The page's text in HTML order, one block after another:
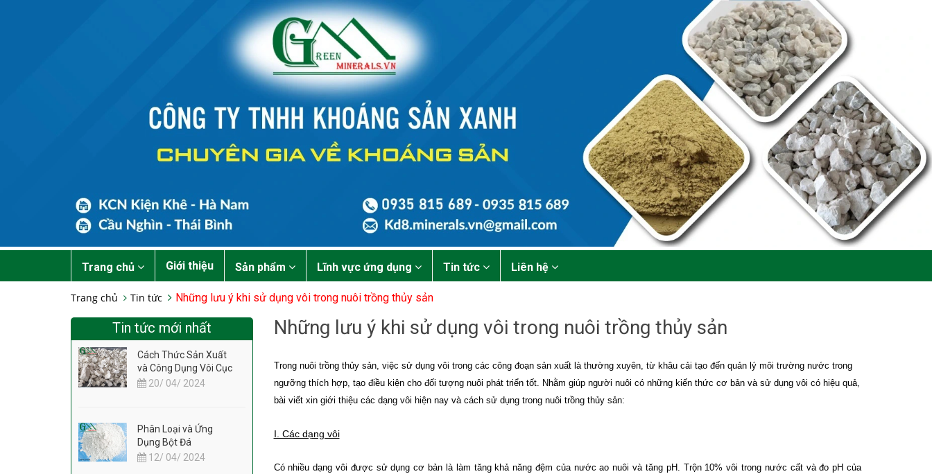
Trang chủ Giới thiệu Sản phẩm Lĩnh vực ứng dụng Tin tức Liên hệ
Trang chủ Tin tức Những lưu ý khi sử dụng vôi trong nuôi trồng thủy sản
Những lưu ý khi sử dụng vôi trong nuôi trồng thủy sản
Trong nuôi trồng thủy sản, việc sử dụng vôi trong các công đoạn sản xuất là thường xuyên, từ khâu cải tạo đến quản lý môi trường nước trong
ngưỡng thích hợp, tạo điều kiện cho đối tượng nuôi phát triển tốt. Nhằm giúp người nuôi có những kiến thức cơ bản và sử dụng vôi có hiệu quả,
bài viết xin giới thiệu các dạng vôi hiện nay và cách sử dụng trong nuôi trồng thủy sản:
I. Các dạng vôi
Có nhiều dạng vôi được sử dụng cơ bản là làm tăng khả năng đệm của nước ao nuôi và tăng pH. Trộn 10% vôi trong nước cất và đo pH của
Tin tức mới nhất
Cách Thức Sản Xuất
và Công Dụng Vôi Cục
20/ 04/ 2024
Phân Loại và Ứng
Dụng Bột Đá
12/ 04/ 2024